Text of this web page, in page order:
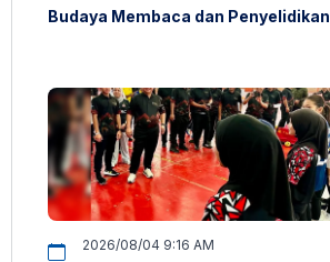
Budaya Membaca dan Penyelidikan
2026/08/04 9:16 AM